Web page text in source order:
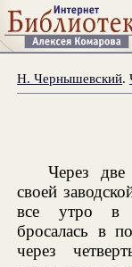
Н. Чернышевский.
Через
своей
все утро в
бросалась в
через